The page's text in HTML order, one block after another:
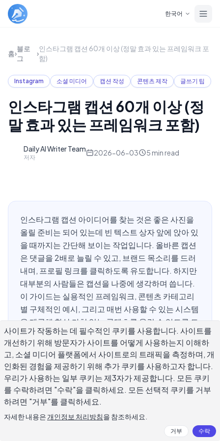
한국어
홈›
블로
그
›
인스타그램 캡션 60개 이상 (정말 효과 있는 프레임워크 포
함)
Instagram 소셜 미디어 캡션 작성 콘텐츠 제작 글쓰기 팁
인스타그램 캡션 60개 이상 (정
말 효과 있는 프레임워크 포함)
Daily AI Writer Team
저자
2026-06-03 5 min read
인스타그램 캡션 아이디어를 찾는 것은 좋은 사진을
올릴 준비는 되어 있는데 빈 텍스트 상자 앞에 앉아 있
을 때까지는 간단해 보이는 작업입니다. 올바른 캡션
은 댓글을 2배로 늘릴 수 있고, 브랜드 목소리를 드러
내며, 프로필 링크를 클릭하도록 유도합니다. 하지만
대부분의 사람들은 캡션을 나중에 생각하며 씁니다.
이 가이드는 실용적인 프레임워크, 콘텐츠 카테고리
별 구체적인 예시, 그리고 매번 사용할 수 있는 시스템
을 제공해 항상 가치 있는 콘텐츠를 올릴 수 있도록 도
와줍니다.
인스타그램의 어떤 캡션이 가장 많은 참
여도를 얻나요?
모든 캡션이 같은 목적을 하는 것은 아니며, 그렇게 취급하면
대부분의 게시물이 성공하지 못하는 이유가 됩니다. 캡션 아
사이트가 작동하는 데 필수적인 쿠키를 사용합니다. 사이트를
개선하기 위해 방문자가 사이트를 어떻게 사용하는지 이해하
고, 소셜 미디어 플랫폼에서 사이트로의 트래픽을 측정하며, 개
인화된 경험을 제공하기 위해 추가 쿠키를 사용하고자 합니다.
우리가 사용하는 일부 쿠키는 제3자가 제공합니다. 모든 쿠키
를 수락하려면 "수락"을 클릭하세요. 모든 선택적 쿠키를 거부
하려면 "거부"를 클릭하세요.
자세한 내용은 개인정보 처리방침을 참조하세요.
거부 수락